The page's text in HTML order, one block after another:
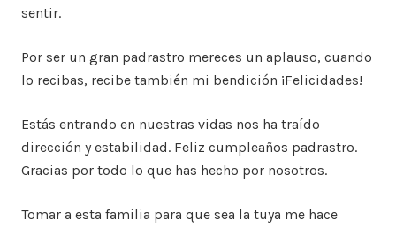
sentir.
Por ser un gran padrastro mereces un aplauso, cuando
lo recibas, recibe también mi bendición ¡Felicidades!
Estás entrando en nuestras vidas nos ha traído
dirección y estabilidad. Feliz cumpleaños padrastro.
Gracias por todo lo que has hecho por nosotros.
Tomar a esta familia para que sea la tuya me hace